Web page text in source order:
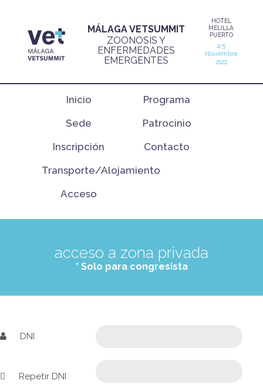
MÁLAGA VETSUMMIT
ZOONOSIS Y
ENFERMEDADES
EMERGENTES
HOTEL
MELILLA
PUERTO
4-5
Noviembre
2022
Inicio
Programa
Sede
Patrocinio
Inscripción
Individual
Grupo
Contacto
Transporte/Alojamiento
Acceso
acceso a zona privada
* Solo para congresista
DNI
Repetir DNI